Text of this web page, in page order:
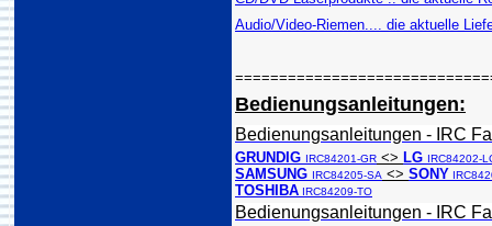
Audio/Video-Riemen.... die aktuelle
Bedienungsanleitungen:
Bedienungsanleitungen - IRC
GRUNDIG IRC84201-GR <> LG IRC84202-
SAMSUNG IRC84205-SA <> SONY
TOSHIBA IRC84209-TO
Bedienungsanleitungen - IRC